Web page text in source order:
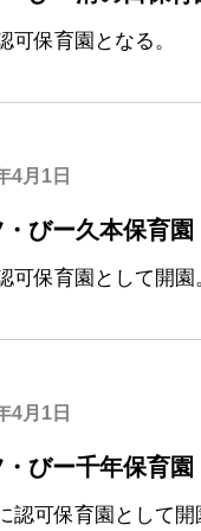
可保育園となる。
4月1日
・びー久本保育園
可保育園として開園
4月1日
・びー千年保育園
認可保育園として開